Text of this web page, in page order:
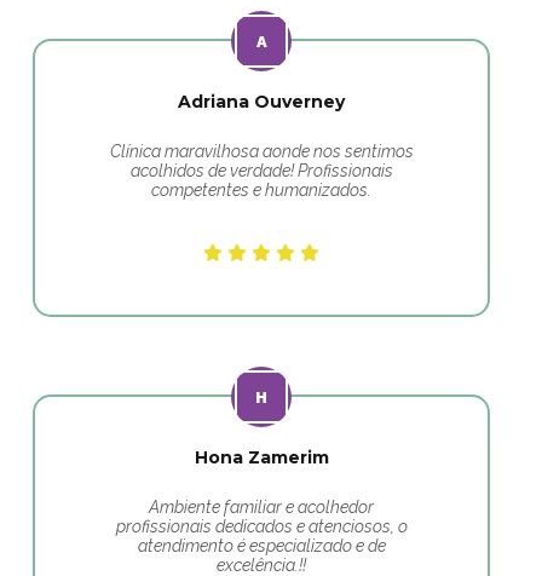
Adriana Ouverney
Clínica maravilhosa aonde nos sentimos
acolhidos de verdade! Profissionais
competentes e humanizados.
Hona Zamerim
Ambiente familiar e acolhedor
profissionais dedicados e atenciosos, o
atendimento é especializado e de
excelência.!!